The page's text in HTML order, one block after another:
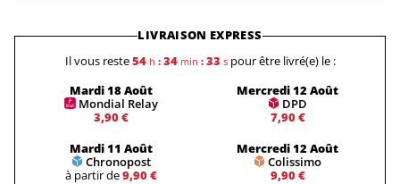
LIVRAISON EXPRESS
Il vous reste54h : 34min : 33 s pour être livré(e) le :
Mardi 18 Août
Mondial Relay
3,90 €
Mercredi 12 Août
DPD
7,90 €
Mardi 11 Août
Chronopost
à partir de9,90 €
Mercredi 12 Août
Colissimo
9,90 €